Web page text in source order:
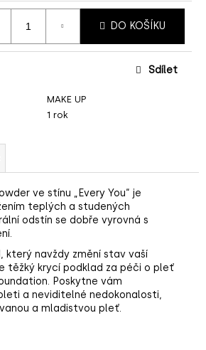
DO KOŠÍKU
MAKE UP
1 rok
Sdílet
ve stínu „Every You“ je
teplých a studených
odstín se dobře vyrovná s
který navždy změní stav vaší
těžký krycí podklad za péči o pleť
Poskytne vám
a neviditelné nedokonalosti,
a mladistvou pleť.